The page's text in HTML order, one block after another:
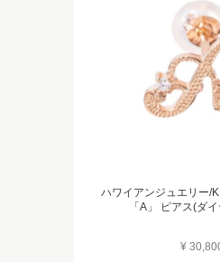
ハワイアンジュエリー/
「A」 ピアス(ダ
¥